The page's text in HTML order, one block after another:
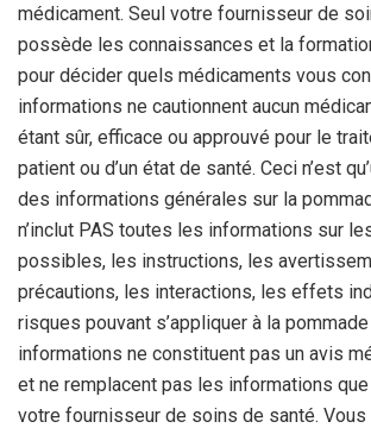
médicament. Seul votre fournisseur de
possède les connaissances et la
pour décider quels médicaments vous
informations ne cautionnent aucun
étant sûr, efficace ou approuvé pour le
patient ou d’un état de santé. Ceci n’est
des informations générales sur la
n’inclut PAS toutes les informations sur
possibles, les instructions, les
précautions, les interactions, les effets
risques pouvant s’appliquer à la
informations ne constituent pas un avis
et ne remplacent pas les informations
votre fournisseur de soins de santé.